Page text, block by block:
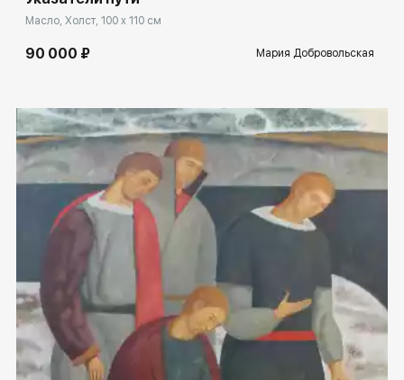
Масло, Холст, 100 x 110 см
90 000 ₽ Мария Добровольская